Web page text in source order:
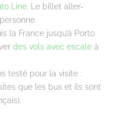
Line. Le billet aller-
la France jusqu’à Porto
des vols avec escale à
testé pour la visite :
que les bus et ils sont